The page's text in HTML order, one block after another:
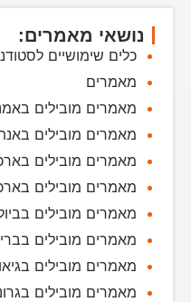
נושאי מאמרים:
כלים שימושיים
מאמרים
מאמרים מובילים
מאמרים מובילים
מאמרים מובילים
מאמרים מובילים
מאמרים מובילים
מאמרים מובילים
מאמרים מובילים
מאמרים מובילים